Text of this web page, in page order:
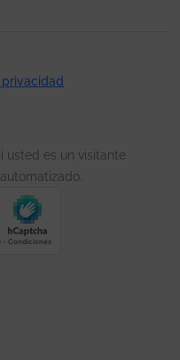
usted es un visitante